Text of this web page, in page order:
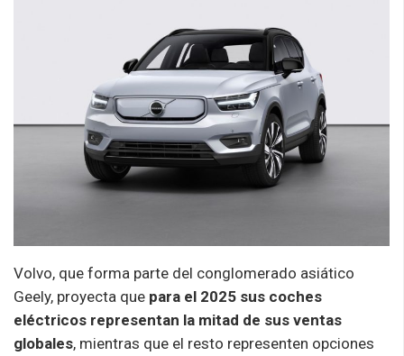
Volvo, que forma parte del conglomerado asiático
Geely, proyecta que para el 2025 sus coches
eléctricos representan la mitad de sus ventas
globales, mientras que el resto representen opciones